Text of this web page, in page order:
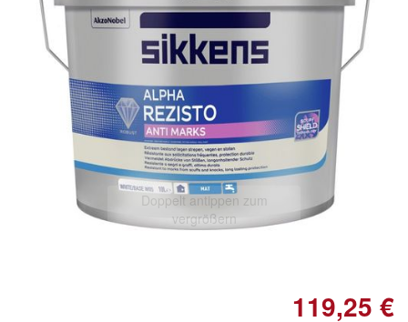
Doppelt antippen zum
vergrößern
119,25 €